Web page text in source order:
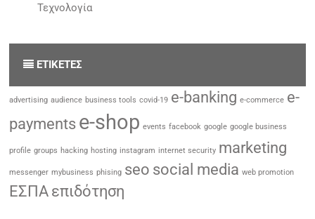
Τεχνολογία
ΕΤΙΚΈΤΕΣ
advertising audience business tools covid-19 e-banking e-commerce e-
payments e-shop events facebook google google business
profile groups hacking hosting instagram internet security marketing
messenger mybusiness phising seo social media web promotion
ΕΣΠΑ επιδότηση